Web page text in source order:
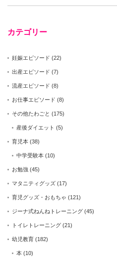
カテゴリー
妊娠エピソード (22)
出産エピソード (7)
流産エピソード (8)
お仕事エピソード (8)
その他たわごと (175)
産後ダイエット (5)
育児本 (38)
中学受験本 (10)
お勉強 (45)
マタニティグッズ (17)
育児グッズ・おもちゃ (121)
ジーナ式ねんねトレーニング (45)
トイレトレーニング (21)
幼児教育 (182)
本 (10)